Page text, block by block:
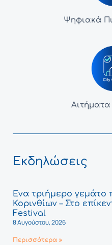
Ψηφιακά
Αιτήματα
Εκδηλώσεις
Ένα τριήμερο γεμάτο
Κορινθίων – Στο
Festival
8 Αυγούστου, 2026
Περισσότερα »